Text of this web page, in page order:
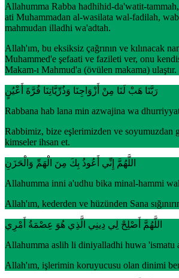
Allahumma Rabba hadhihid-da'watit-
ati Muhammadan al-wasilata wal-fadilah,
mahmudan illadhi wa'adtah.
Allah'ım, bu eksiksiz çağrının ve kılınacak
Muhammed'e şefaati ve fazileti ver, onu
Makam-ı Mahmud'a (övülen makama) ulaştır.
رَبَّنَا هَبْ لَنَا مِنْ أَزْوَاجِنَا وَذُرِّيَّاتِنَا قُرَّةَ أَعْيُنٍ
Rabbana hab lana min azwajina wa
Rabbimiz, bize eşlerimizden ve soyumuzdan
kimseler ihsan et.
اللَّهُمَّ إِنِّي أَعُوذُ بِكَ مِنَ الْهَمِّ وَالْحَزَنِ
Allahumma inni a'udhu bika minal-hammi
Allah'ım, kederden ve hüzünden Sana
اللَّهُمَّ أَصْلِحْ لِي دِينِي الَّذِي هُوَ عِصْمَةُ أَمْرِي
Allahumma aslih li diniyalladhi huwa 'ismatu
Allah'ım, işlerimin koruyucusu olan dinimi